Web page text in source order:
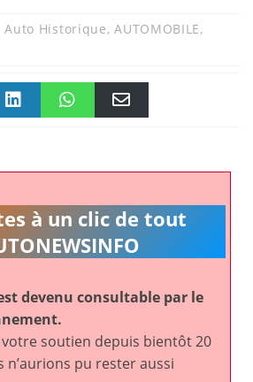
Auto Historique,AUTOMOBILE,
pt
à un clic de tout
devenu consultable par le
votre soutien depuis bientôt 20
n’aurions pu rester aussi